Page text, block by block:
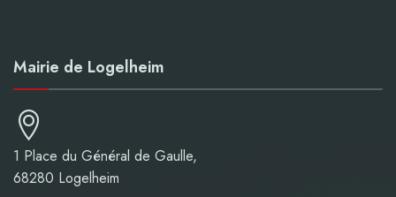
Mairie de Logelheim
1 Place du Général de Gaulle,
68280 Logelheim